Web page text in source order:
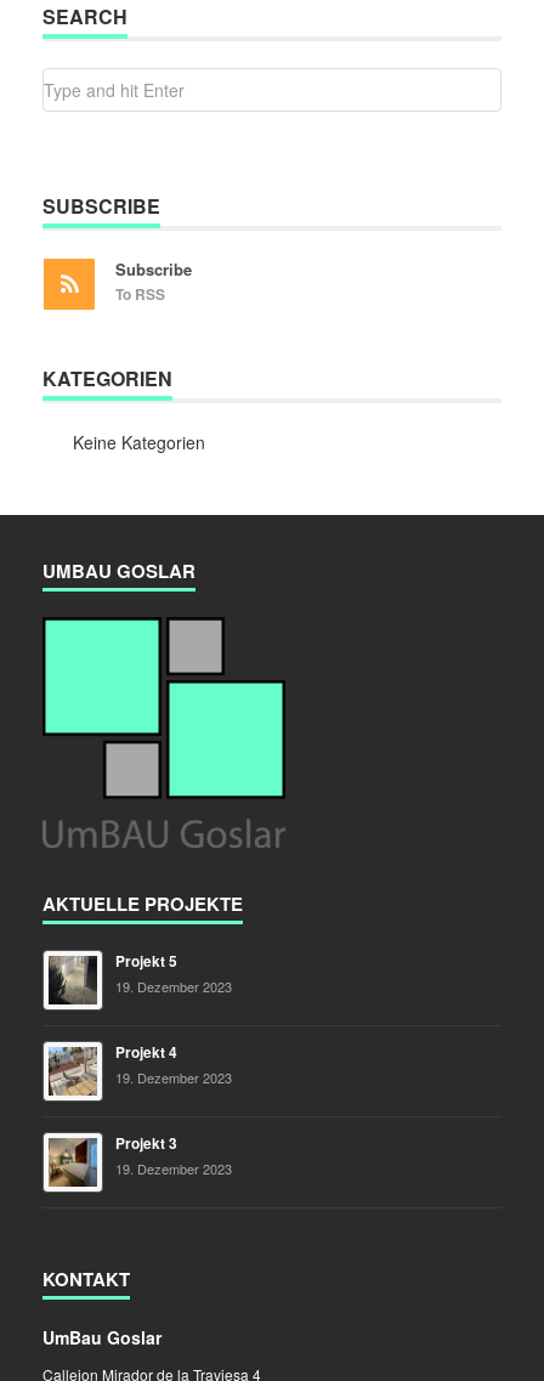
SEARCH
SUBSCRIBE
Subscribe
To RSS
KATEGORIEN
Keine Kategorien
UMBAU GOSLAR
AKTUELLE PROJEKTE
Projekt 5
19. Dezember 2023
Projekt 4
19. Dezember 2023
Projekt 3
19. Dezember 2023
KONTAKT
UmBau Goslar
Callejon Mirador de la Traviesa 4